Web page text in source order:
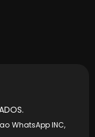
WhatsApp INC,